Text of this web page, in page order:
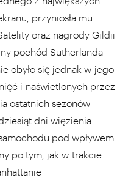
przyniosła mu
oraz nagrody Gildii
pochód Sutherlanda
obyło się jednak w jego
i naświetlonych przez
ostatnich sezonów
dni więzienia
pod wpływem
po tym, jak w trakcie